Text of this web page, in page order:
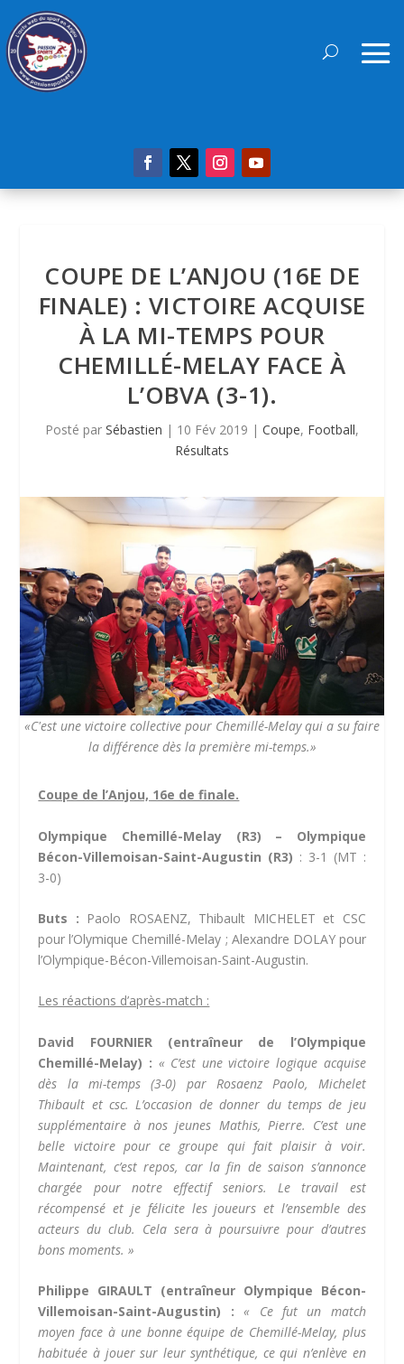
COUPE DE L’ANJOU (16E DE
FINALE) : VICTOIRE ACQUISE
À LA MI-TEMPS POUR
CHEMILLÉ-MELAY FACE À
L’OBVA (3-1).
Posté par Sébastien | 10 Fév 2019 | Coupe, Football,
Résultats
«C'est une victoire collective pour Chemillé-Melay qui a su faire
la différence dès la première mi-temps.»
Coupe de l’Anjou, 16e de finale.
Olympique Chemillé-Melay (R3) – Olympique
Bécon-Villemoisan-Saint-Augustin (R3) : 3-1 (MT :
3-0)
Buts : Paolo ROSAENZ, Thibault MICHELET et CSC
pour l’Olymique Chemillé-Melay ; Alexandre DOLAY pour
l’Olympique-Bécon-Villemoisan-Saint-Augustin.
Les réactions d’après-match :
David FOURNIER (entraîneur de l’Olympique
Chemillé-Melay) : « C’est une victoire logique acquise
dès la mi-temps (3-0) par Rosaenz Paolo, Michelet
Thibault et csc. L’occasion de donner du temps de jeu
supplémentaire à nos jeunes Mathis, Pierre. C’est une
belle victoire pour ce groupe qui fait plaisir à voir.
Maintenant, c’est repos, car la fin de saison s’annonce
chargée pour notre effectif seniors. Le travail est
récompensé et je félicite les joueurs et l’ensemble des
acteurs du club. Cela sera à poursuivre pour d’autres
bons moments. »
Philippe GIRAULT (entraîneur Olympique Bécon-
Villemoisan-Saint-Augustin) : « Ce fut un match
moyen face à une bonne équipe de Chemillé-Melay, plus
habituée à jouer sur leur synthétique, ce qui n’enlève en